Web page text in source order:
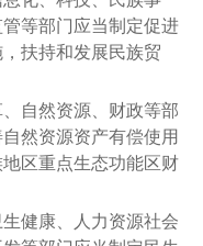
等部门应当制定促进
扶持和发展民族贸
然资源、财政等部
然资源资产有偿使用
区重点生态功能区财
康、人力资源社会